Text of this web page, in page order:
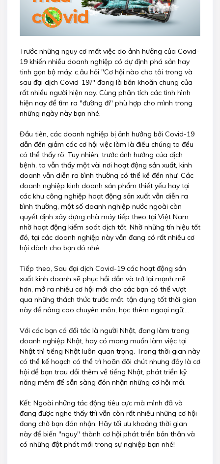
Trước những nguy cơ mất việc do ảnh hưởng của Covid-
19 khiến nhiều doanh nghiệp có dự định phá sản hay
tinh gọn bộ máy, c.âu hỏi "Cơ hội nào cho tôi trong và
sau đại dịch Covid-19?" đang là băn khoăn chung của
rất nhiều người hiện nay. Cùng phân tích các tình hình
hiện nay để tìm ra "đường đi" phù hợp cho mình trong
những ngày này bạn nhé.
Đầu tiên, các doanh nghiệp bị ảnh hưởng bởi Covid-19
dẫn đến giảm các cơ hội việc làm là điều chúng ta đều
có thể thấy rõ. Tuy nhiên, trước ảnh hưởng của dịch
bệnh, ta vẫn thấy một vài nơi hoạt động sản xuất, kinh
doanh vẫn diễn ra bình thường có thể kể đến như: Các
doanh nghiệp kinh doanh sản phẩm thiết yếu hay tại
các khu công nghiệp hoạt động sản xuất vẫn diễn ra
bình thường, một số doanh nghiệp nước ngoài còn
quyết định xây dựng nhà máy tiếp theo tại Việt Nam
nhờ hoạt động kiểm soát dịch tốt. Nhờ những tín hiệu tốt
đó, tại các doanh nghiệp này vẫn đang có rất nhiều cơ
hội dành cho bạn đó nhé
Tiếp theo, Sau đại dịch Covid-19 các hoạt động sản
xuất kinh doanh sẽ phục hồi dần và trở lại mạnh mẽ
hơn, mở ra nhiều cơ hội mới cho các bạn có thể vượt
qua những thách thức trước mắt, tận dụng tốt thời gian
này để nâng cao chuyên môn, học thêm ngoại ngữ,...
Với các bạn có đối tác là người Nhật, đang làm trong
doanh nghiệp Nhật, hay có mong muốn làm việc tại
Nhật thì tiếng Nhật luôn quan trọng. Trong thời gian này
có thể kế hoạch có thể trì hoãn đôi chút nhưng đây là cơ
hội để bạn trau dồi thêm về tiếng Nhật, phát triển kỹ
năng mềm để sẵn sàng đón nhận những cơ hội mới.
Kết: Ngoài những tác động tiêu cực mà mình đã và
đang được nghe thấy thì vẫn còn rất nhiều những cơ hội
đang chờ bạn đón nhận. Hãy tối ưu khoảng thời gian
này để biến "nguy" thành cơ hội phát triển bản thân và
có những đột phát mới trong sự nghiệp bạn nhé!